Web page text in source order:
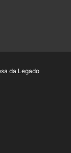
da Legado